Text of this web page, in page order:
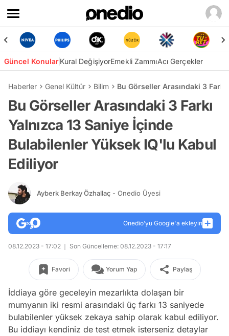
Güncel KonularKural DeğişiyorEmekli ZammıAcı Gerçekler
Haberler Genel Kültür Bilim Bu Görseller Arasındaki 3
Bu Görseller Arasındaki 3 Farkı
Yalnızca 13 Saniye İçinde
Bulabilenler Yüksek IQ'lu Kabul
Ediliyor
Ayberk Berkay Özhallaç - Onedio Üyesi
Onedio’yu Google'a ekleyin
08.12.2023 - 17:02 Son Güncelleme: 08.12.2023 - 17:17
Favori Yorum Yap Paylaş
İddiaya göre geceleyin mezarlıkta dolaşan bir
mumyanın iki resmi arasındaki üç farkı 13 saniyede
bulabilenler yüksek zekaya sahip olarak kabul ediliyor.
Bu iddiayı kendiniz de test etmek isterseniz detaylar